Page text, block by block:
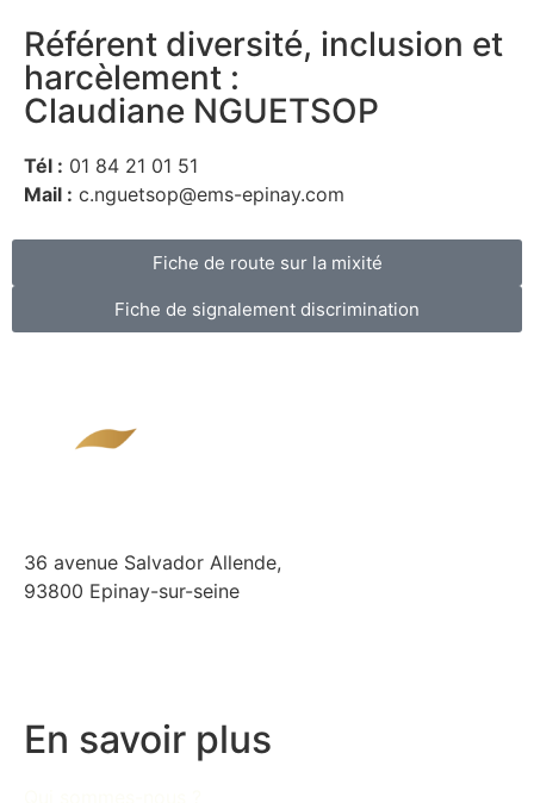
Référent diversité, inclusion et
harcèlement :
Claudiane NGUETSOP
Tél : 01 84 21 01 51
Mail : c.nguetsop@ems-epinay.com
Fiche de route sur la mixité
Fiche de signalement discrimination
36 avenue Salvador Allende,
93800 Epinay-sur-seine
En savoir plus